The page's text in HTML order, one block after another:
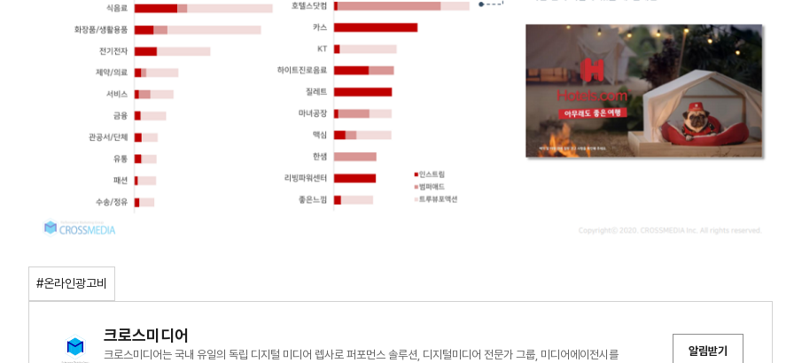
#온라인광고비
크로스미디어
크로스미디어는 국내 유일의 독립 디지털 미디어 렙사로 퍼포먼스 솔루션, 디지털미디어 전문가 그룹, 미디어에이전시를
알림받기